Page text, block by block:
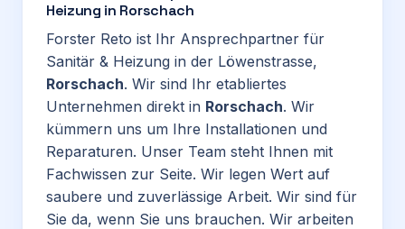
Heizung in Rorschach
Forster Reto ist Ihr Ansprechpartner für
Sanitär & Heizung in der Löwenstrasse,
Rorschach. Wir sind Ihr etabliertes
Unternehmen direkt in Rorschach. Wir
kümmern uns um Ihre Installationen und
Reparaturen. Unser Team steht Ihnen mit
Fachwissen zur Seite. Wir legen Wert auf
saubere und zuverlässige Arbeit. Wir sind für
Sie da, wenn Sie uns brauchen. Wir arbeiten